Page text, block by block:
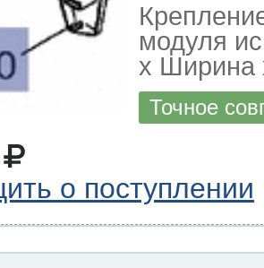
модуля
х Ширина
Точное
о поступлении